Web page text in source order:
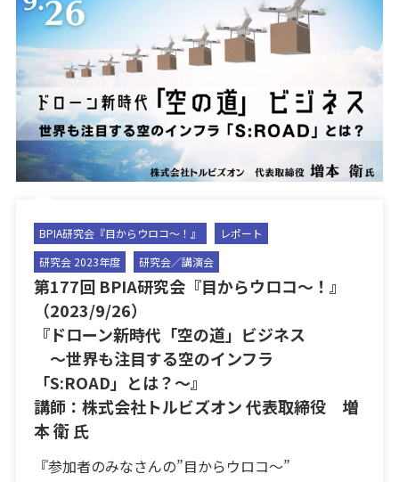
BPIA研究会『目からウロコ〜！』
レポート
研究会 2023年度
研究会／講演会
第177回 BPIA研究会『目からウロコ〜！』
（2023/9/26）
『ドローン新時代「空の道」ビジネス
〜世界も注目する空のインフラ
「S:ROAD」とは？〜』
講師：株式会社トルビズオン 代表取締役 増
本 衛 氏
『参加者のみなさんの”目からウロコ〜”